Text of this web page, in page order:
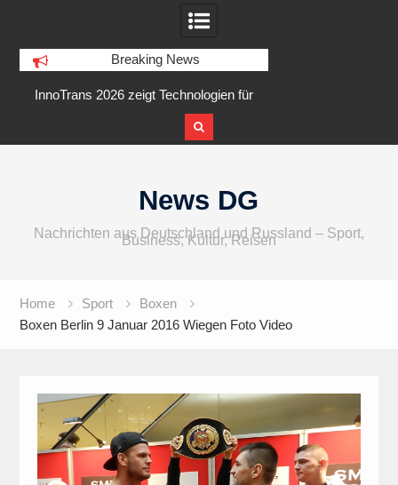
Breaking News
2026 zeigt Technologien für
Aktionstag in Berlin
News DG
Nachrichten aus Deutschland und Russland – Sport,
Business, Kultur, Reisen
Home Sport
Boxen
Boxen Berlin 9 Januar 2016 Wiegen Foto Video